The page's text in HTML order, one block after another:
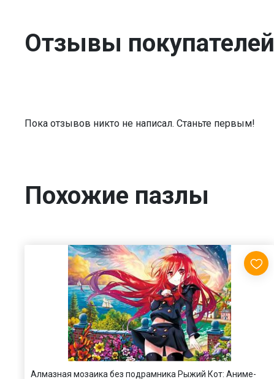
Отзывы покупателей
Пока отзывов никто не написал. Станьте первым!
Похожие пазлы
Алмазная мозаика без подрамника Рыжий Кот: Аниме-